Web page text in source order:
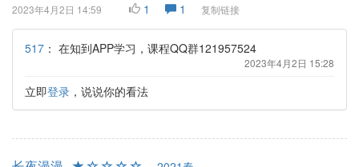
2023年4月2日 14:59 1 1 复制链接
517 ： 在知到APP学习，课程QQ群121957524
2023年4月2日 15:28
立即登录 ，说说你的看法